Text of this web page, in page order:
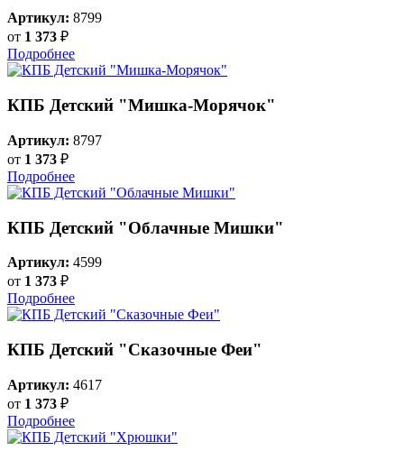
Артикул: 8799
от 1 373 ₽
Подробнее
КПБ Детский "Мишка-Морячок"
Артикул: 8797
от 1 373 ₽
Подробнее
КПБ Детский "Облачные Мишки"
Артикул: 4599
от 1 373 ₽
Подробнее
КПБ Детский "Сказочные Феи"
Артикул: 4617
от 1 373 ₽
Подробнее